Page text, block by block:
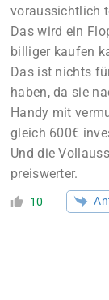
voraussichtlich
Das wird ein
billiger kaufen
Das ist nichts
haben, da sie
Handy mit
gleich 600€
Und die
preiswerter.
10